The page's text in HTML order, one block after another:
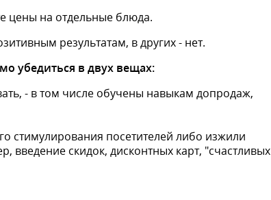
цены на отдельные блюда.
результатам, в других - нет.
убедиться в двух вещах:
- в том числе обучены навыкам допродаж,
стимулирования посетителей либо изжили
скидок, дисконтных карт, "счастливых